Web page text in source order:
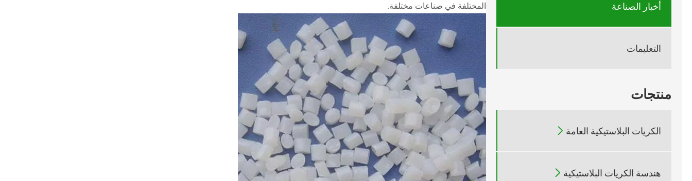
أخبار الصناعة
التعليمات
منتجات
الكريات البلاستيكية العامة 
هندسة الكريات البلاستيكية 
المختلفة في صناعات مختلفة.